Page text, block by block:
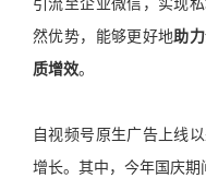
然优势，能够更好地助
质增效。
自视频号原生广告上线
增长。其中，今年国庆